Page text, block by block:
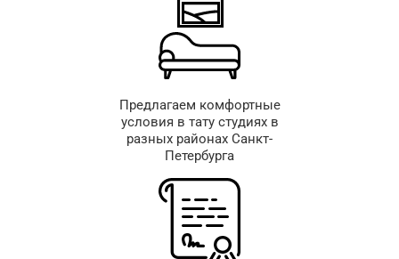
Предлагаем комфортные
условия в тату студиях в
разных районах Санкт-
Петербурга